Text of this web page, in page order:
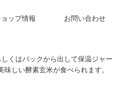
ョップ情報 お問い合わせ
くはパックから出して保温ジャー
しい酵素玄米が食べられます。